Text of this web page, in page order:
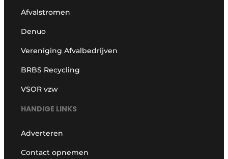
Afvalstromen
Denuo
Vereniging Afvalbedrijven
BRBS Recycling
VSOR vzw
HANDIGE LINKS
Adverteren
Contact opnemen